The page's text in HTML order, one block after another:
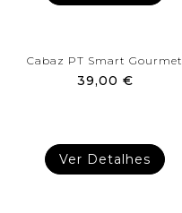
Cabaz PT Smart Gourmet
39,00 €
Ver Detalhes